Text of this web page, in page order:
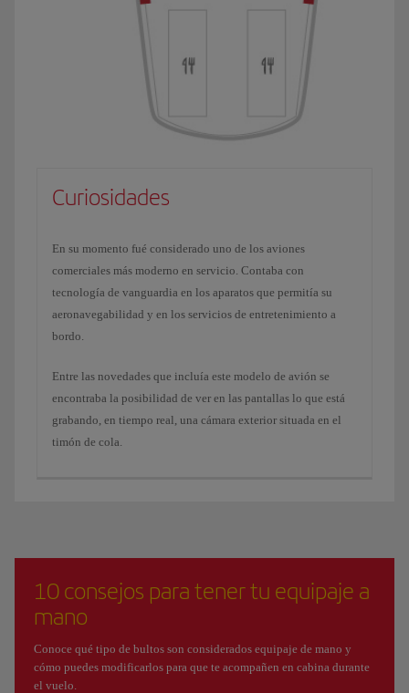
Curiosidades
En su momento fué considerado uno de los aviones
comerciales más moderno en servicio. Contaba con
tecnología de vanguardia en los aparatos que permitía su
aeronavegabilidad y en los servicios de entretenimiento a
bordo.
Entre las novedades que incluía este modelo de avión se
encontraba la posibilidad de ver en las pantallas lo que está
grabando, en tiempo real, una cámara exterior situada en el
timón de cola.
10 consejos para tener tu equipaje a
mano
Conoce qué tipo de bultos son considerados equipaje de mano y
cómo puedes modificarlos para que te acompañen en cabina durante
el vuelo.